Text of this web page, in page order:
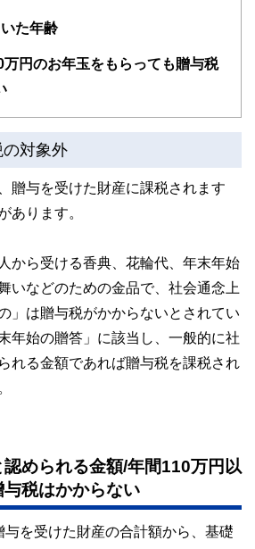
、宅地建物取引士、相続診断士、住宅ローンア
DCプランナー、公認会計士、社会保険労務
、投資アナリスト、キャリアコンサルタントな
く発信している点です。
者による執筆体制を築くことで、内容のわかり
ろんのこと、読み応えのあるコンテンツと確か
実現しています。
適でより良い生活のアイデアを提供するお金の
ュを目指します。
た年齢
円のお年玉をもらっても贈与税
の対象外
贈与を受けた財産に課税されます
あります。
から受ける香典、花輪代、年末年始
いなどのための金品で、社会通念上
」は贈与税がかからないとされてい
年始の贈答」に該当し、一般的に社
れる金額であれば贈与税を課税され
められる金額/年間110万円以
税はかからない
与を受けた財産の合計額から、基礎